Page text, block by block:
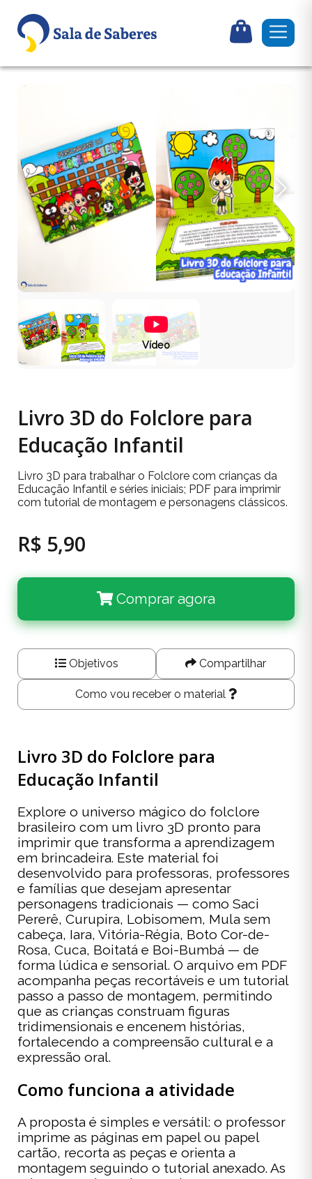
Vídeo
Livro 3D do Folclore para
Educação Infantil
Livro 3D para trabalhar o Folclore com crianças da
Educação Infantil e séries iniciais; PDF para imprimir
com tutorial de montagem e personagens clássicos.
R$ 5,90
Comprar agora
Objetivos Compartilhar
Como vou receber o material
Livro 3D do Folclore para
Educação Infantil
Explore o universo mágico do folclore
brasileiro com um livro 3D pronto para
imprimir que transforma a aprendizagem
em brincadeira. Este material foi
desenvolvido para professoras, professores
e famílias que desejam apresentar
personagens tradicionais — como Saci
Pererê, Curupira, Lobisomem, Mula sem
cabeça, Iara, Vitória-Régia, Boto Cor-de-
Rosa, Cuca, Boitatá e Boi-Bumbá — de
forma lúdica e sensorial. O arquivo em PDF
acompanha peças recortáveis e um tutorial
passo a passo de montagem, permitindo
que as crianças construam figuras
tridimensionais e encenem histórias,
fortalecendo a compreensão cultural e a
expressão oral.
Como funciona a atividade
A proposta é simples e versátil: o professor
imprime as páginas em papel ou papel
cartão, recorta as peças e orienta a
montagem seguindo o tutorial anexado. As